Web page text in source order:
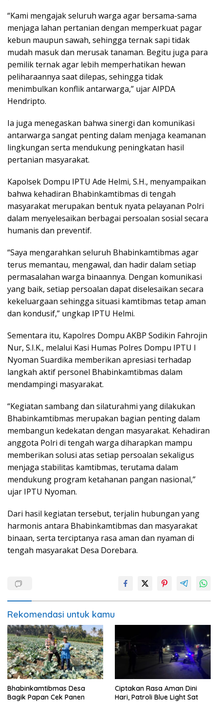
“Kami mengajak seluruh warga agar bersama-sama
menjaga lahan pertanian dengan memperkuat pagar
kebun maupun sawah, sehingga ternak sapi tidak
mudah masuk dan merusak tanaman. Begitu juga para
pemilik ternak agar lebih memperhatikan hewan
peliharaannya saat dilepas, sehingga tidak
menimbulkan konflik antarwarga,” ujar AIPDA
Hendripto.
Ia juga menegaskan bahwa sinergi dan komunikasi
antarwarga sangat penting dalam menjaga keamanan
lingkungan serta mendukung peningkatan hasil
pertanian masyarakat.
Kapolsek Dompu IPTU Ade Helmi, S.H., menyampaikan
bahwa kehadiran Bhabinkamtibmas di tengah
masyarakat merupakan bentuk nyata pelayanan Polri
dalam menyelesaikan berbagai persoalan sosial secara
humanis dan preventif.
“Saya mengarahkan seluruh Bhabinkamtibmas agar
terus memantau, mengawal, dan hadir dalam setiap
permasalahan warga binaannya. Dengan komunikasi
yang baik, setiap persoalan dapat diselesaikan secara
kekeluargaan sehingga situasi kamtibmas tetap aman
dan kondusif,” ungkap IPTU Helmi.
Sementara itu, Kapolres Dompu AKBP Sodikin Fahrojin
Nur, S.I.K., melalui Kasi Humas Polres Dompu IPTU I
Nyoman Suardika memberikan apresiasi terhadap
langkah aktif personel Bhabinkamtibmas dalam
mendampingi masyarakat.
“Kegiatan sambang dan silaturahmi yang dilakukan
Bhabinkamtibmas merupakan bagian penting dalam
membangun kedekatan dengan masyarakat. Kehadiran
anggota Polri di tengah warga diharapkan mampu
memberikan solusi atas setiap persoalan sekaligus
menjaga stabilitas kamtibmas, terutama dalam
mendukung program ketahanan pangan nasional,”
ujar IPTU Nyoman.
Dari hasil kegiatan tersebut, terjalin hubungan yang
harmonis antara Bhabinkamtibmas dan masyarakat
binaan, serta terciptanya rasa aman dan nyaman di
tengah masyarakat Desa Dorebara.
Rekomendasi untuk kamu
Bhabinkamtibmas Desa
Bagik Papan Cek Panen
Ciptakan Rasa Aman Dini
Hari, Patroli Blue Light Sat